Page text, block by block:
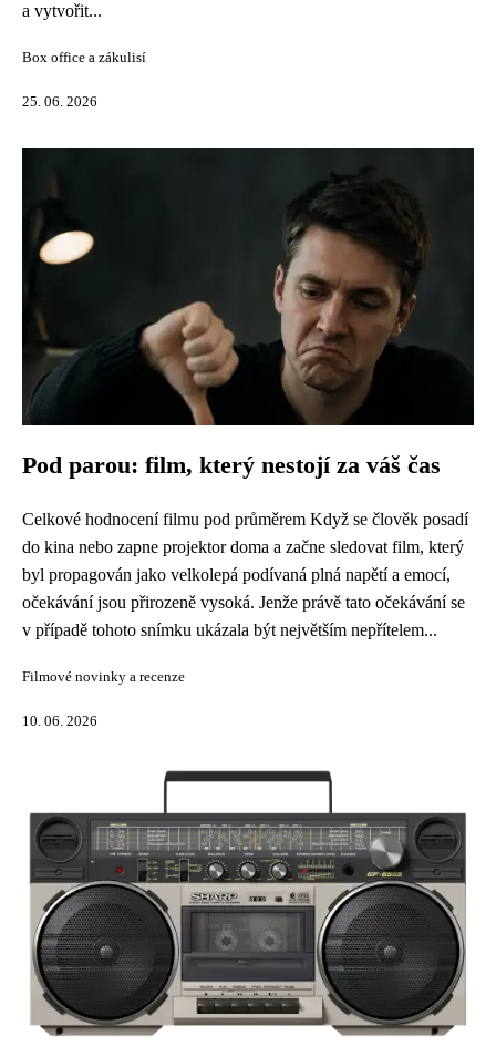
a vytvořit...
Box office a zákulisí
25. 06. 2026
Pod parou: film, který nestojí za váš čas
Celkové hodnocení filmu pod průměrem Když se člověk posadí
do kina nebo zapne projektor doma a začne sledovat film, který
byl propagován jako velkolepá podívaná plná napětí a emocí,
očekávání jsou přirozeně vysoká. Jenže právě tato očekávání se
v případě tohoto snímku ukázala být největším nepřítelem...
Filmové novinky a recenze
10. 06. 2026